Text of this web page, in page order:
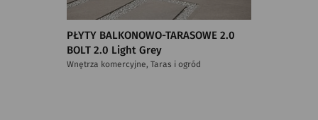
PŁYTY BALKONOWO-TARASOWE 2.0
BOLT 2.0 Light Grey
Wnętrza komercyjne, Taras i ogród